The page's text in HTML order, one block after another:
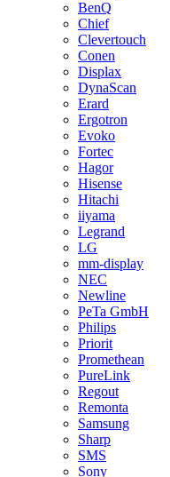
BenQ
Chief
Clevertouch
Conen
Displax
DynaScan
Erard
Ergotron
Evoko
Fortec
Hagor
Hisense
Hitachi
iiyama
Legrand
LG
mm-display
NEC
Newline
PeTa GmbH
Philips
Priorit
Promethean
PureLink
Regout
Remonta
Samsung
Sharp
SMS
Sony